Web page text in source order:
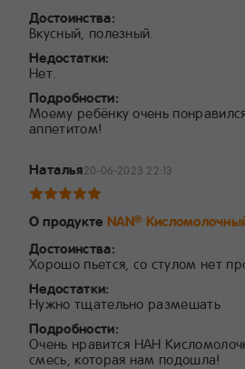
Достоинства:
Вкусный, полезный.
Недостатки:
Нет.
Подробности:
Моему ребёнку очень
аппетитом!
Наталья20-06-2023 22:13
О продукте NAN®
Достоинства:
Хорошо пьется, со стулом нет
Недостатки:
Нужно тщательно размешать
Подробности:
Очень нравится НАН
смесь, которая нам подошла!